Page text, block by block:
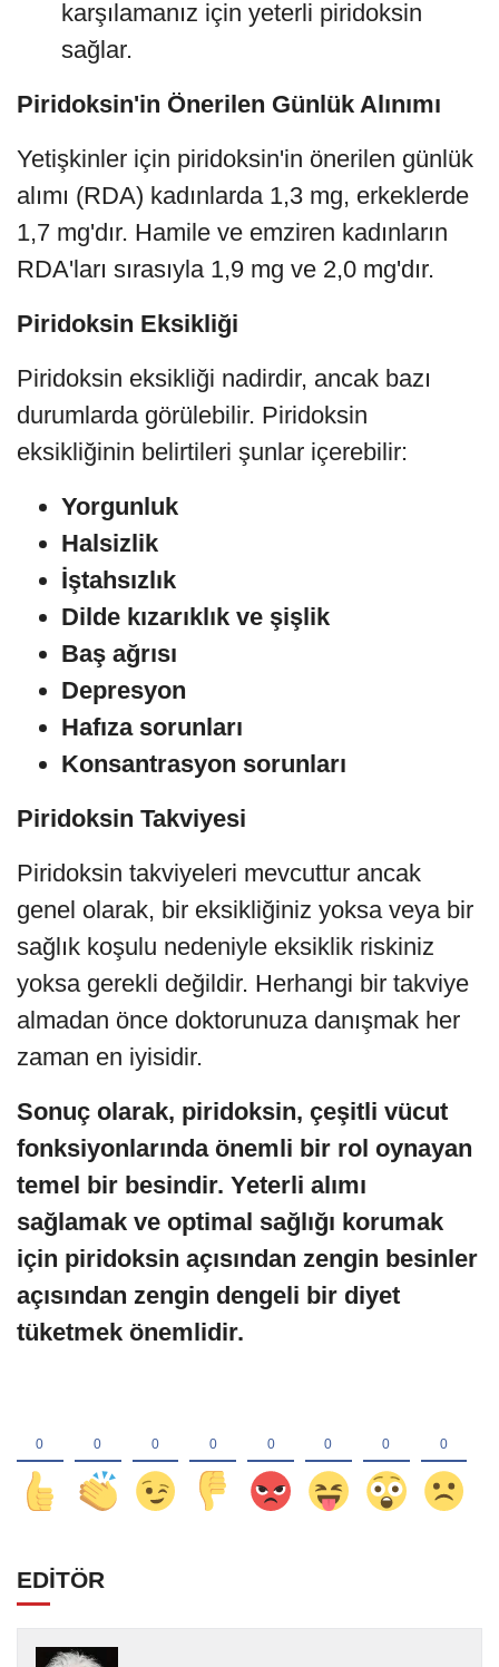
karşılamanız için yeterli piridoksin
sağlar.
Piridoksin'in Önerilen Günlük Alınımı
Yetişkinler için piridoksin'in önerilen günlük
alımı (RDA) kadınlarda 1,3 mg, erkeklerde
1,7 mg'dır. Hamile ve emziren kadınların
RDA'ları sırasıyla 1,9 mg ve 2,0 mg'dır.
Piridoksin Eksikliği
Piridoksin eksikliği nadirdir, ancak bazı
durumlarda görülebilir. Piridoksin
eksikliğinin belirtileri şunlar içerebilir:
Yorgunluk
Halsizlik
İştahsızlık
Dilde kızarıklık ve şişlik
Baş ağrısı
Depresyon
Hafıza sorunları
Konsantrasyon sorunları
Piridoksin Takviyesi
Piridoksin takviyeleri mevcuttur ancak
genel olarak, bir eksikliğiniz yoksa veya bir
sağlık koşulu nedeniyle eksiklik riskiniz
yoksa gerekli değildir. Herhangi bir takviye
almadan önce doktorunuza danışmak her
zaman en iyisidir.
Sonuç olarak, piridoksin, çeşitli vücut
fonksiyonlarında önemli bir rol oynayan
temel bir besindir. Yeterli alımı
sağlamak ve optimal sağlığı korumak
için piridoksin açısından zengin besinler
açısından zengin dengeli bir diyet
tüketmek önemlidir.
EDİTÖR